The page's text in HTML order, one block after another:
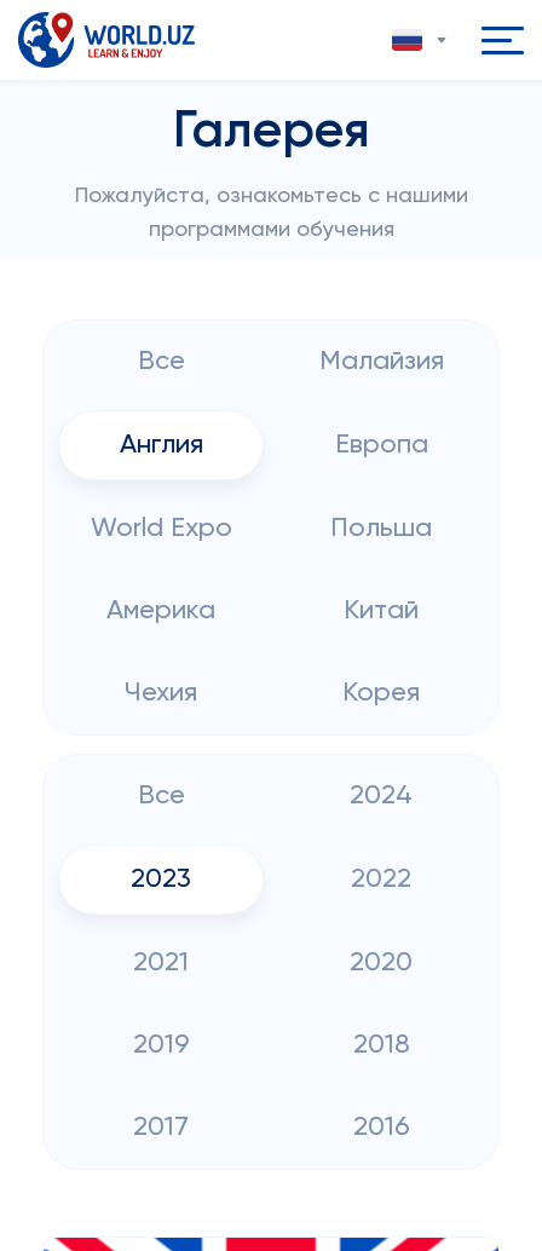
Галерея
Пожалуйста, ознакомьтесь с нашими
программами обучения
Все Малайзия
Англия Европа
World Expo Польша
Америка Китай
Чехия Корея
Все 2024
2023 2022
2021 2020
2019 2018
2017 2016